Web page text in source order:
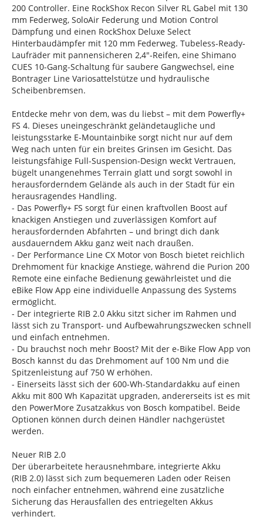
200 Controller. Eine RockShox Recon Silver RL Gabel mit 130
mm Federweg, SoloAir Federung und Motion Control
Dämpfung und einen RockShox Deluxe Select
Hinterbaudämpfer mit 120 mm Federweg. Tubeless-Ready-
Laufräder mit pannensicheren 2,4"-Reifen, eine Shimano
CUES 10-Gang-Schaltung für saubere Gangwechsel, eine
Bontrager Line Variosattelstütze und hydraulische
Scheibenbremsen.
Entdecke mehr von dem, was du liebst – mit dem Powerfly+
FS 4. Dieses uneingeschränkt geländetaugliche und
leistungsstarke E-Mountainbike sorgt nicht nur auf dem
Weg nach unten für ein breites Grinsen im Gesicht. Das
leistungsfähige Full-Suspension-Design weckt Vertrauen,
bügelt unangenehmes Terrain glatt und sorgt sowohl in
herausforderndem Gelände als auch in der Stadt für ein
herausragendes Handling.
- Das Powerfly+ FS sorgt für einen kraftvollen Boost auf
knackigen Anstiegen und zuverlässigen Komfort auf
herausfordernden Abfahrten – und bringt dich dank
ausdauerndem Akku ganz weit nach draußen.
- Der Performance Line CX Motor von Bosch bietet reichlich
Drehmoment für knackige Anstiege, während die Purion 200
Remote eine einfache Bedienung gewährleistet und die
eBike Flow App eine individuelle Anpassung des Systems
ermöglicht.
- Der integrierte RIB 2.0 Akku sitzt sicher im Rahmen und
lässt sich zu Transport- und Aufbewahrungszwecken schnell
und einfach entnehmen.
- Du brauchst noch mehr Boost? Mit der e-Bike Flow App von
Bosch kannst du das Drehmoment auf 100 Nm und die
Spitzenleistung auf 750 W erhöhen.
- Einerseits lässt sich der 600-Wh-Standardakku auf einen
Akku mit 800 Wh Kapazität upgraden, andererseits ist es mit
den PowerMore Zusatzakkus von Bosch kompatibel. Beide
Optionen können durch deinen Händler nachgerüstet
werden.
Neuer RIB 2.0
Der überarbeitete herausnehmbare, integrierte Akku
(RIB 2.0) lässt sich zum bequemeren Laden oder Reisen
noch einfacher entnehmen, während eine zusätzliche
Sicherung das Herausfallen des entriegelten Akkus
verhindert.